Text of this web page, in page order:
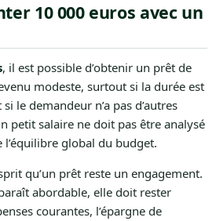
10 000 euros avec un
, il est possible d’obtenir un prêt de
modeste, surtout si la durée est
le demandeur n’a pas d’autres
petit salaire ne doit pas être analysé
global du budget.
qu’un prêt reste un engagement.
abordable, elle doit rester
courantes, l’épargne de